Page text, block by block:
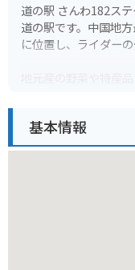
道の駅 さんわ182ス
道の駅です。中国地
に位置し、ライダー
地元産の野菜や特産
や、三次市のブラン
す。
基本情報